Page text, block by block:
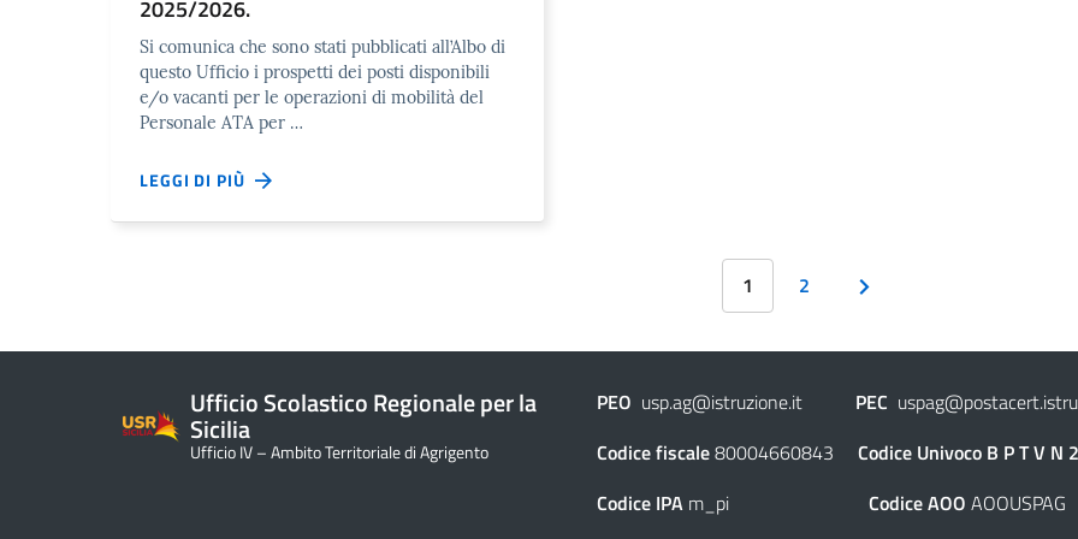
2025/2026.
Si comunica che sono stati pubblicati all’Albo di
questo Ufficio i prospetti dei posti disponibili
e/o vacanti per le operazioni di mobilità del
Personale ATA per …
LEGGI DI PIÙ
1 2
Ufficio Scolastico Regionale per la
Sicilia
Ufficio IV – Ambito Territoriale di Agrigento
PEO usp.ag@istruzione.it PEC
Codice fiscale80004660843 Codice Univoco B P T V N 2
Codice IPAm_pi Codice AOO AOOUSPAG